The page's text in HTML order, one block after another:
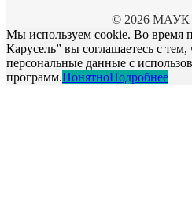
© 2026 МАУК
Мы используем cookie. Во время
Карусель” вы соглашаетесь с
персональные данные с
программ.ПонятноПодробнее